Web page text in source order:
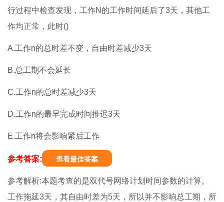
行过程中检查发现，工作N的工作时间延后了3天，其他工
作均正常，此时()
A.工作n的总时差不变，自由时差减少3天
B.总工期不会延长
C.工作n的总时差减少3天
D.工作n的最早完成时间推迟3天
E.工作n将会影响紧后工作
参考答案: 查看最佳答案
参考解析:本题考查的是双代号网络计划时间参数的计算。
工作拖延3天，其自由时差为5天，所以并不影响总工期，所